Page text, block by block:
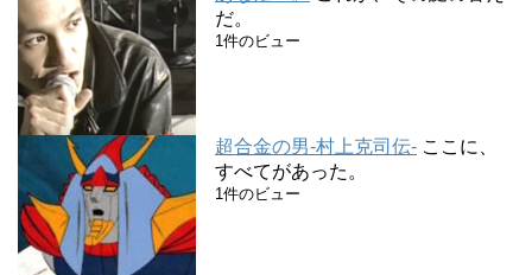
だ。
1件のビュー
超合金の男-村上克司伝- ここに、
すべてがあった。
1件のビュー